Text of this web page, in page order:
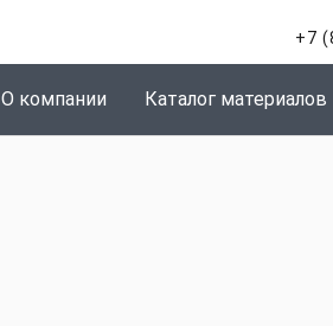
+7
О компании Каталог материалов